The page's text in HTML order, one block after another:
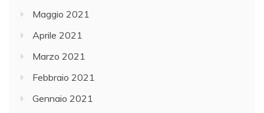
Maggio 2021
Aprile 2021
Marzo 2021
Febbraio 2021
Gennaio 2021